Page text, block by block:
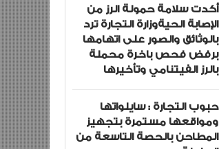
أكدت سلامة حمولة الرز من
الإصابة الحيةوزارة التجارة ترد
بالوثائق والصور على اتهامها
برفض فحص باخرة محملة
بالرز الفيتنامي وتأخيرها
حبوب التجارة : سايلواتها
ومواقعها مستمرة بتجهيز
المطاحن بالحصة التاسعة من